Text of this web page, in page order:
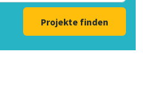
Projekte finden